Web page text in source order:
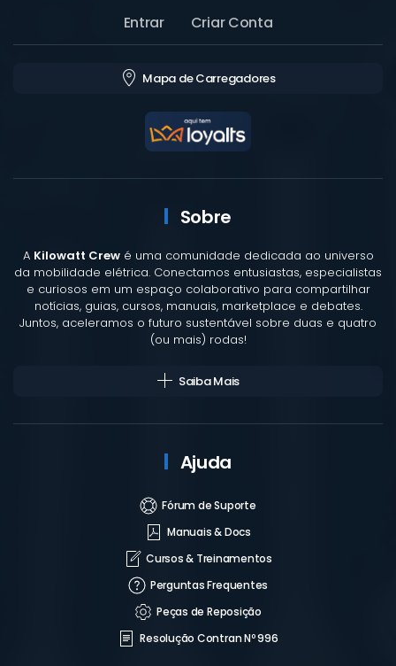
Entrar Criar Conta
Mapa de Carregadores
Sobre
A Kilowatt Crewé uma comunidade dedicada ao universo
da mobilidade elétrica. Conectamos entusiastas, especialistas
e curiosos em um espaço colaborativo para compartilhar
notícias, guias, cursos, manuais, marketplace e debates.
Juntos, aceleramos o futuro sustentável sobre duas e quatro
(ou mais) rodas!
Saiba Mais
Ajuda
Fórum de Suporte
Manuais & Docs
Cursos & Treinamentos
Perguntas Frequentes
Peças de Reposição
Resolução Contran Nº 996